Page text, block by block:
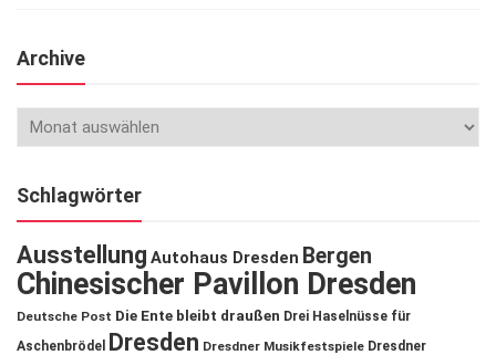
Archive
Schlagwörter
Ausstellung Autohaus Dresden Bergen
Chinesischer Pavillon Dresden
Deutsche Post Die Ente bleibt draußen Drei Haselnüsse für
Aschenbrödel
Dresden Dresdner Musikfestspiele Dresdner